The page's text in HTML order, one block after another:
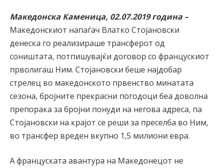
Македонска Каменица, 02.07.2019 година –
Македонскиот напаѓач Влатко Стојановски
денеска го реализираше трансферот од
соништата, потпишувајќи договор со францускиот
прволигаш Ним. Стојановски беше најдобар
стрелец во македонското првенство минатата
сезона, бројните прекрасни погодоци беа доволна
препорака за бројни понуди на негова адреса, па
Стојановски на крајот се реши за преселба во Ним,
во трансфер вреден вкупно 1,5 милиони евра.
А француската авантура на Македонецот не